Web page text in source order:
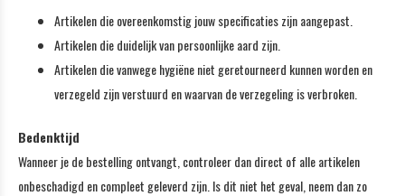
Artikelen die overeenkomstig jouw specificaties zijn aangepast.
Artikelen die duidelijk van persoonlijke aard zijn.
Artikelen die vanwege hygiëne niet geretourneerd kunnen worden en
verzegeld zijn verstuurd en waarvan de verzegeling is verbroken.
Bedenktijd
Wanneer je de bestelling ontvangt, controleer dan direct of alle artikelen
onbeschadigd en compleet geleverd zijn. Is dit niet het geval, neem dan zo